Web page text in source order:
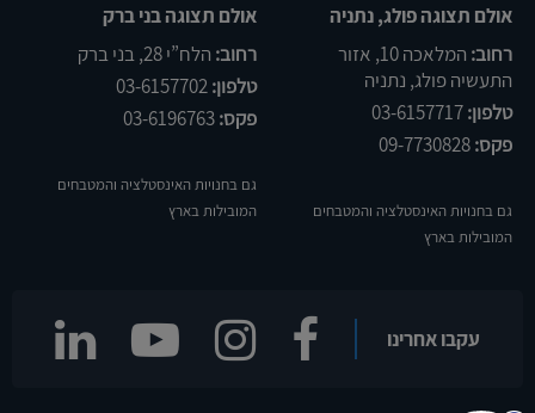
אולם תצוגה פולג, נתניה
רחוב:
המלאכה 10, אזור
התעשיה פולג, נתניה
טלפון:03-6157717
פקס:
גם בחנויות האינסטלציה והמטבחים
המובילות בארץ
אולם תצוגה בני ברק
רחוב: הלח”י 28, בני ברק
טלפון:03-6157702
פקס:
גם בחנויות האינסטלציה והמטבחים
המובילות בארץ
עקבו אחרינו